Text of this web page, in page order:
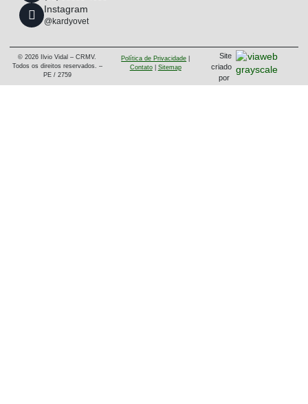
Instagram
@kardyovet
© 2026 Ilvio Vidal – CRMV.
Todos os direitos reservados. –
PE / 2759
Política de Privacidade
Contato| Sitemap
Site
criado
por